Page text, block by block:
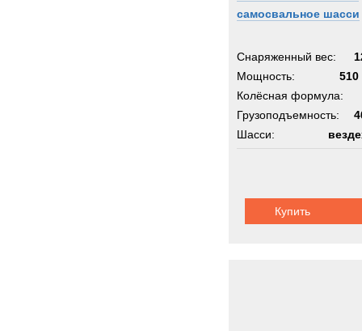
самосвальное шасси
Снаряженный вес:
Мощность:
510
Колёсная формула:
Грузоподъемность:
Шасси:
Купить